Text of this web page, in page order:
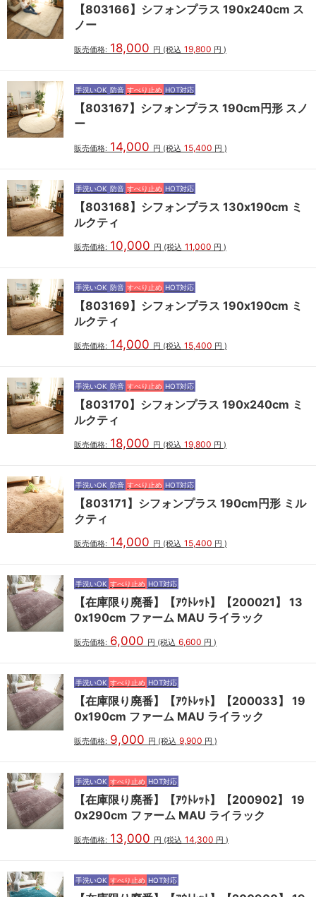
【803166】シフォンプラス 190x240cm ス
ノー
販売価格: 18,000 円 (税込 19,800 円 )
手洗いOK 防音 すべり止め HOT対応
【803167】シフォンプラス 190cm円形 スノ
ー
販売価格: 14,000 円 (税込 15,400 円 )
手洗いOK 防音 すべり止め HOT対応
【803168】シフォンプラス 130x190cm ミ
ルクティ
販売価格: 10,000 円 (税込 11,000 円 )
手洗いOK 防音 すべり止め HOT対応
【803169】シフォンプラス 190x190cm ミ
ルクティ
販売価格: 14,000 円 (税込 15,400 円 )
手洗いOK 防音 すべり止め HOT対応
【803170】シフォンプラス 190x240cm ミ
ルクティ
販売価格: 18,000 円 (税込 19,800 円 )
手洗いOK 防音 すべり止め HOT対応
【803171】シフォンプラス 190cm円形 ミル
クティ
販売価格: 14,000 円 (税込 15,400 円 )
手洗いOK すべり止め HOT対応
【在庫限り廃番】【ｱｳﾄﾚｯﾄ】【200021】 13
0x190cm ファーム MAU ライラック
販売価格: 6,000 円 (税込 6,600 円 )
手洗いOK すべり止め HOT対応
【在庫限り廃番】【ｱｳﾄﾚｯﾄ】【200033】 19
0x190cm ファーム MAU ライラック
販売価格: 9,000 円 (税込 9,900 円 )
手洗いOK すべり止め HOT対応
【在庫限り廃番】【ｱｳﾄﾚｯﾄ】【200902】 19
0x290cm ファーム MAU ライラック
販売価格: 13,000 円 (税込 14,300 円 )
手洗いOK すべり止め HOT対応